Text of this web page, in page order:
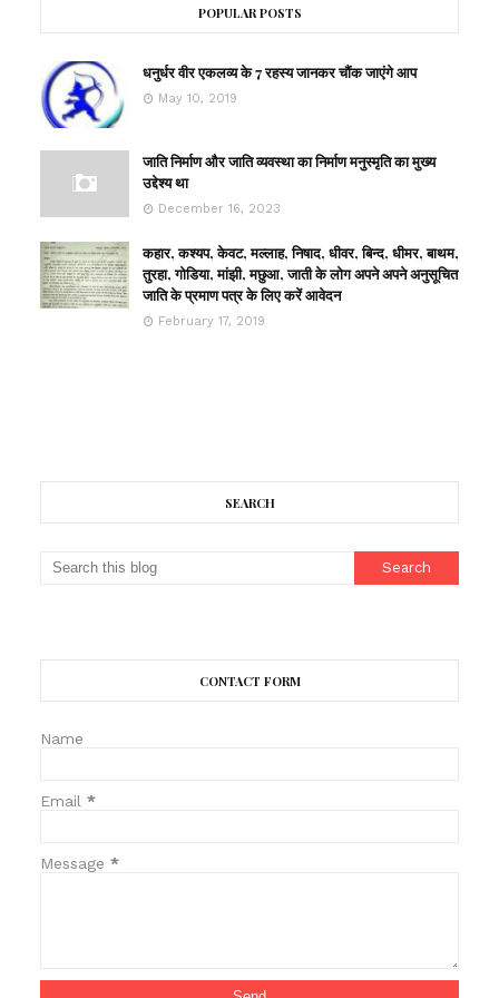
POPULAR POSTS
धनुर्धर वीर एकलव्य के 7 रहस्य जानकर चौंक जाएंगे आप
May 10, 2019
जाति निर्माण और जाति व्यवस्था का निर्माण मनुस्मृति का मुख्य
उद्देश्य था
December 16, 2023
कहार, कश्यप, केवट, मल्लाह, निषाद, धीवर, बिन्द, धीमर, बाथम,
तुरहा, गोडिया, मांझी, मछुआ, जाती के लोग अपने अपने अनुसूचित
जाति के प्रमाण पत्र के लिए करें आवेदन
February 17, 2019
SEARCH
CONTACT FORM
Name
Email *
Message *